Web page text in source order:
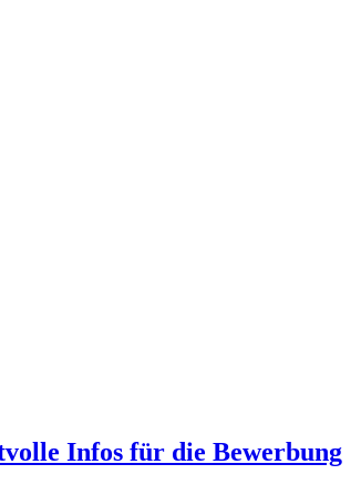
Infos für die Bewerbung